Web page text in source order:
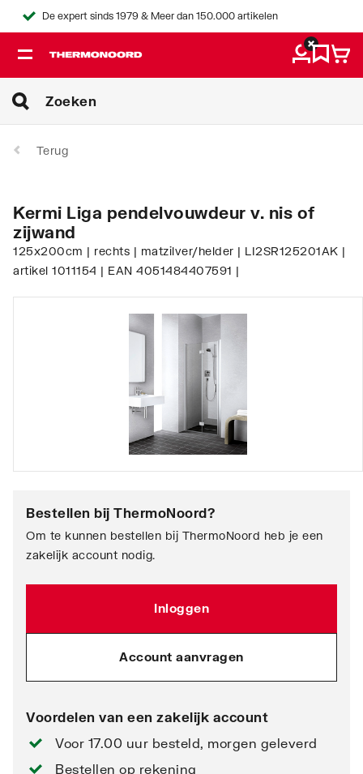
De expert sinds 1979 & Meer dan 150.000 artikelen
Terug
Kermi Liga pendelvouwdeur v. nis of
zijwand
125x200cm | rechts | matzilver/helder | LI2SR125201AK |
artikel 1011154 | EAN 4051484407591 |
Bestellen bij ThermoNoord?
Om te kunnen bestellen bij ThermoNoord heb je een
zakelijk account nodig.
Inloggen
Account aanvragen
Voordelen van een zakelijk account
Voor 17.00 uur besteld, morgen geleverd
Bestellen op rekening